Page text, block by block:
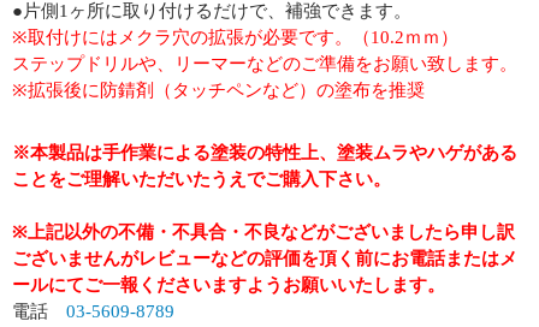
●片側1ヶ所に取り付けるだけで、補強できます。
※取付けにはメクラ穴の拡張が必要です。（10.2ｍｍ）
ステップドリルや、リーマーなどのご準備をお願い致します。
※拡張後に防錆剤（タッチペンなど）の塗布を推奨
※本製品は手作業による塗装の特性上、塗装ムラやハゲがある
ことをご理解いただいたうえでご購入下さい。
※上記以外の不備・不具合・不良などがございましたら申し訳
ございませんがレビューなどの評価を頂く前にお電話またはメ
ールにてご一報くださいますようお願いいたします。
電話 03-5609-8789